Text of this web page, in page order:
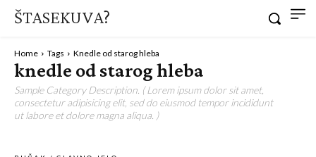
ŠTASEKUVA?
Home Tags Knedle od starog hleba
knedle od starog hleba
Sample Category Description. ( Lorem ipsum dolor sit amet,
consectetur adipisicing elit, sed do eiusmod tempor incididunt
ut labore et dolore magna aliqua. )